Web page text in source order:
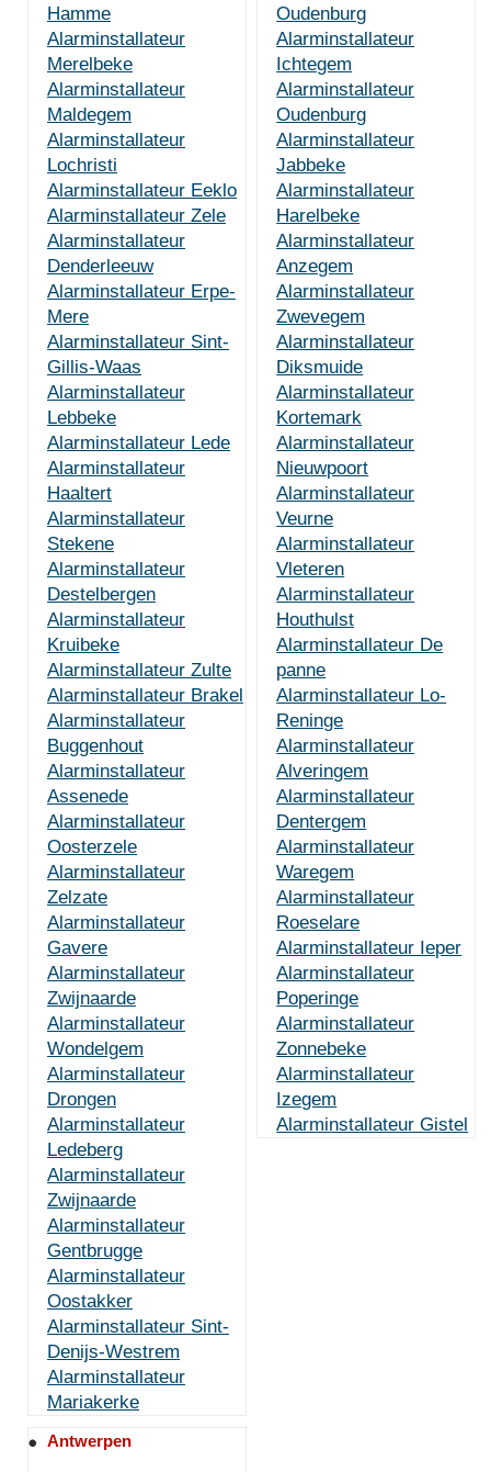
Hamme
Alarminstallateur
Merelbeke
Alarminstallateur
Maldegem
Alarminstallateur
Lochristi
Alarminstallateur Eeklo
Alarminstallateur Zele
Alarminstallateur
Denderleeuw
Alarminstallateur Erpe-
Mere
Alarminstallateur Sint-
Gillis-Waas
Alarminstallateur
Lebbeke
Alarminstallateur Lede
Alarminstallateur
Haaltert
Alarminstallateur
Stekene
Alarminstallateur
Destelbergen
Alarminstallateur
Kruibeke
Alarminstallateur Zulte
Alarminstallateur Brakel
Alarminstallateur
Buggenhout
Alarminstallateur
Assenede
Alarminstallateur
Oosterzele
Alarminstallateur
Zelzate
Alarminstallateur
Gavere
Alarminstallateur
Zwijnaarde
Alarminstallateur
Wondelgem
Alarminstallateur
Drongen
Alarminstallateur
Ledeberg
Alarminstallateur
Zwijnaarde
Alarminstallateur
Gentbrugge
Alarminstallateur
Oostakker
Alarminstallateur Sint-
Denijs-Westrem
Alarminstallateur
Mariakerke
Oudenburg
Alarminstallateur
Ichtegem
Alarminstallateur
Oudenburg
Alarminstallateur
Jabbeke
Alarminstallateur
Harelbeke
Alarminstallateur
Anzegem
Alarminstallateur
Zwevegem
Alarminstallateur
Diksmuide
Alarminstallateur
Kortemark
Alarminstallateur
Nieuwpoort
Alarminstallateur
Veurne
Alarminstallateur
Vleteren
Alarminstallateur
Houthulst
Alarminstallateur De
panne
Alarminstallateur Lo-
Reninge
Alarminstallateur
Alveringem
Alarminstallateur
Dentergem
Alarminstallateur
Waregem
Alarminstallateur
Roeselare
Alarminstallateur Ieper
Alarminstallateur
Poperinge
Alarminstallateur
Zonnebeke
Alarminstallateur
Izegem
Alarminstallateur Gistel
Antwerpen